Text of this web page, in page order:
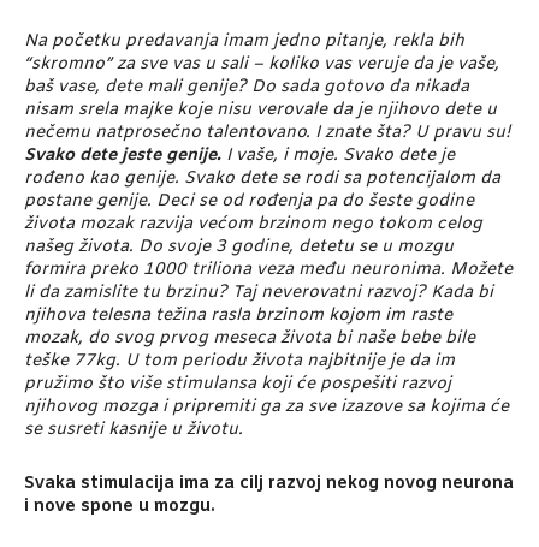
Na početku predavanja imam jedno pitanje, rekla bih
“skromno” za sve vas u sali – koliko vas veruje da je vaše,
baš vase, dete mali genije? Do sada gotovo da nikada
nisam srela majke koje nisu verovale da je njihovo dete u
nečemu natprosečno talentovano. I znate šta? U pravu su!
Svako dete jeste genije. I vaše, i moje. Svako dete je
rođeno kao genije. Svako dete se rodi sa potencijalom da
postane genije. Deci se od rođenja pa do šeste godine
života mozak razvija većom brzinom nego tokom celog
našeg života. Do svoje 3 godine, detetu se u mozgu
formira preko 1000 triliona veza među neuronima. Možete
li da zamislite tu brzinu? Taj neverovatni razvoj? Kada bi
njihova telesna težina rasla brzinom kojom im raste
mozak, do svog prvog meseca života bi naše bebe bile
teške 77kg. U tom periodu života najbitnije je da im
pružimo što više stimulansa koji će pospešiti razvoj
njihovog mozga i pripremiti ga za sve izazove sa kojima će
se susreti kasnije u životu.
Svaka stimulacija ima za cilj razvoj nekog novog neurona
i nove spone u mozgu.